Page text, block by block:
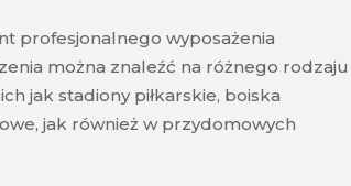
profesjonalnego wyposażenia
można znaleźć na różnego rodzaju
jak stadiony piłkarskie, boiska
jak również w przydomowych